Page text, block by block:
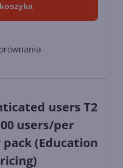
users T2
users/per
(Education